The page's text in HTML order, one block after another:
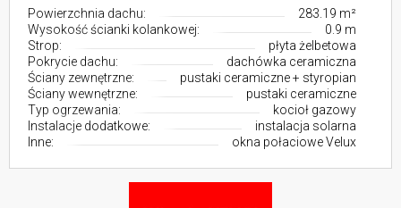
Powierzchnia dachu:
283.19 m²
Wysokość ścianki kolankowej:
0.9 m
Strop:
płyta żelbetowa
Pokrycie dachu:
dachówka ceramiczna
Ściany zewnętrzne:
pustaki ceramiczne + styropian
Ściany wewnętrzne:
pustaki ceramiczne
Typ ogrzewania:
kocioł gazowy
Instalacje dodatkowe:
instalacja solarna
Inne:
okna połaciowe Velux